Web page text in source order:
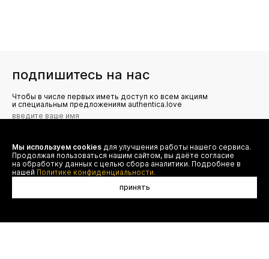
подпишитесь на нас
Чтобы в числе первых иметь доступ ко всем акциям
и специальным предложениям authentica.love
Я даю согласие на сбор, обработку и хранение моих
персональных данных (имя, email, телефон) для получения
рекламных и информационных рассылок от ООО 'БТ
Юнайтед', а также ознакомлен(а) с
Политикой конфиденциальности
Мы используем cookies для улучшения работы нашего сервиса.
Продолжая пользоваться нашим сайтом, вы даёте согласие
на обработку данных с целью сбора аналитики. Подробнее в
нашей Политике конфиденциальности.
принять